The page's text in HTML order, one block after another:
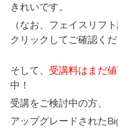
きれいです。
（なお、フェイスリフ
クリックしてご確認くだ
そして、 受講料はまだ
中！
受講をご検討中の方、
アップグレードされた